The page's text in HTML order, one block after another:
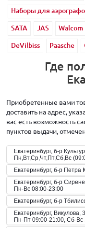
Наборы для
SATA
JAS Walcom
DeVilbiss
Paasche
Где
Приобретенные вами
доставить на адрес,
вас есть возможность
пунктов выдачи,
Екатеринбург, б-р
Пн,Вт,Ср,Чт,Пт,Сб,Вс
Екатеринбург, б-р Петра
Екатеринбург, б-р
Пн-Вс 08:00-23:00
Екатеринбург, б-р
Екатеринбург, Викулова,
Пн-Пт 09:00-21:00, Сб-Вс